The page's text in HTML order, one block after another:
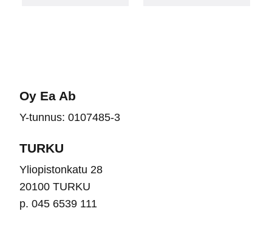
Oy Ea Ab
Y-tunnus: 0107485-3
TURKU
Yliopistonkatu 28
20100 TURKU
p. 045 6539 111